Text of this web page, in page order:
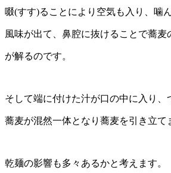
啜(すす)ることにより空気も入り、噛
風味が出て、鼻腔に抜けることで蕎麦
が解るのです。
そして端に付けた汁が口の中に入り、
蕎麦が混然一体となり蕎麦を引き立て
乾麺の影響も多々あるかと考えます。